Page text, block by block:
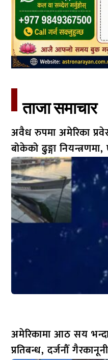
ताजा समाचार​
अवैध रुपमा अमेरिका
बोकेको ढुङ्गा
अमेरिकामा आठ सय
प्रतिबन्ध, दर्जनौँ